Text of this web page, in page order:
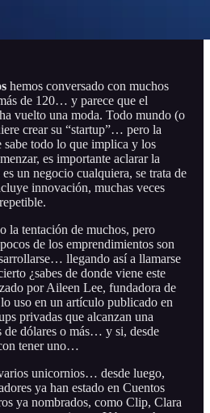
hemos conversado con muchos
de 120… y parece que el
vuelto una moda. Todo mundo (o
crear su “startup”… pero la
sabe todo lo que implica y los
es importante aclarar la
un negocio cualquiera, se trata de
innovación, muchas veces
la tentación de muchos, pero
de los emprendimientos son
llegando así a llamarse
¿sabes de donde viene este
por Aileen Lee, fundadora de
uso en un artículo publicado en
privadas que alcanzan una
dólares o más… y si, desde
tener uno…
unicornios… desde luego,
ya han estado en Cuentos
ya nombrados, como Clip, Clara